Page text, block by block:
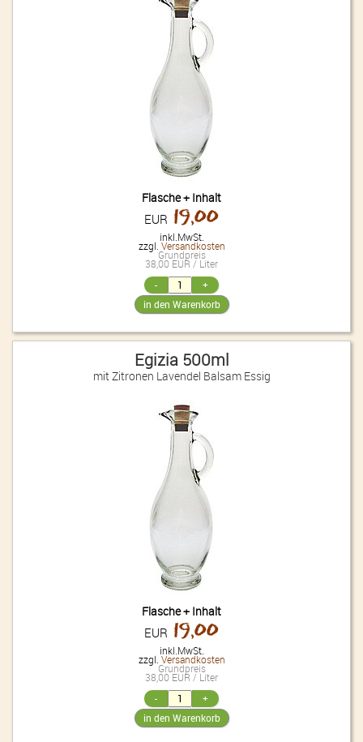
Flasche + Inhalt
EUR 19,00
inkl.MwSt.
zzgl. Versandkosten
Grundpreis
38,00 EUR / Liter
Egizia 500ml
mit Zitronen Lavendel Balsam Essig
Flasche + Inhalt
EUR 19,00
inkl.MwSt.
zzgl. Versandkosten
Grundpreis
38,00 EUR / Liter